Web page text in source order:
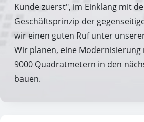
Kunde zuerst", im Einklang mit
Geschäftsprinzip der
wir einen guten Ruf unter
Wir planen, eine Modernisierung
9000 Quadratmetern in den
bauen.